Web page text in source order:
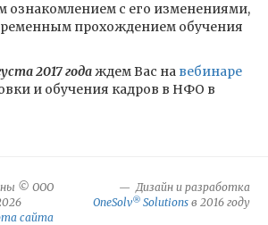
ознакомлением с его изменениями,
прохождением обучения
2017 годаждем Вас на вебинаре
и обучения кадров в НФО в
© ООО
сайта
Дизайн и разработка
OneSolv® Solutions в 2016 году